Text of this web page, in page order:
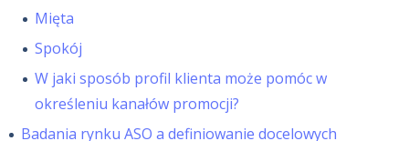
Mięta
Spokój
W jaki sposób profil klienta może pomóc w
określeniu kanałów promocji?
Badania rynku ASO a definiowanie docelowych